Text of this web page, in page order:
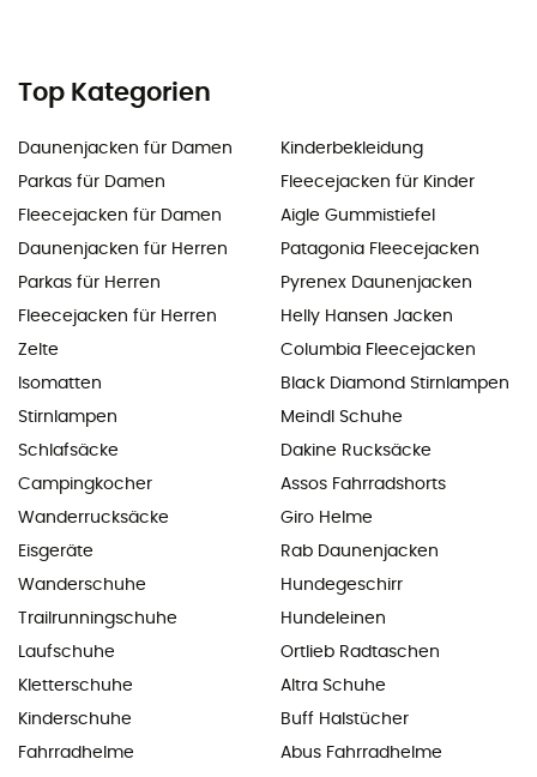
Top Kategorien
Daunenjacken für Damen
Parkas für Damen
Fleecejacken für Damen
Daunenjacken für Herren
Parkas für Herren
Fleecejacken für Herren
Zelte
Isomatten
Stirnlampen
Schlafsäcke
Campingkocher
Wanderrucksäcke
Eisgeräte
Wanderschuhe
Trailrunningschuhe
Laufschuhe
Kletterschuhe
Kinderschuhe
Fahrradhelme
Kinderbekleidung
Fleecejacken für Kinder
Aigle Gummistiefel
Patagonia Fleecejacken
Pyrenex Daunenjacken
Helly Hansen Jacken
Columbia Fleecejacken
Black Diamond Stirnlampen
Meindl Schuhe
Dakine Rucksäcke
Assos Fahrradshorts
Giro Helme
Rab Daunenjacken
Hundegeschirr
Hundeleinen
Ortlieb Radtaschen
Altra Schuhe
Buff Halstücher
Abus Fahrradhelme